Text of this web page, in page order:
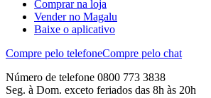
Comprar na loja
Vender no Magalu
Baixe o aplicativo
Compre pelo telefoneCompre pelo chat
Número de telefone 0800 773 3838
Seg. à Dom. exceto feriados das 8h às 20h